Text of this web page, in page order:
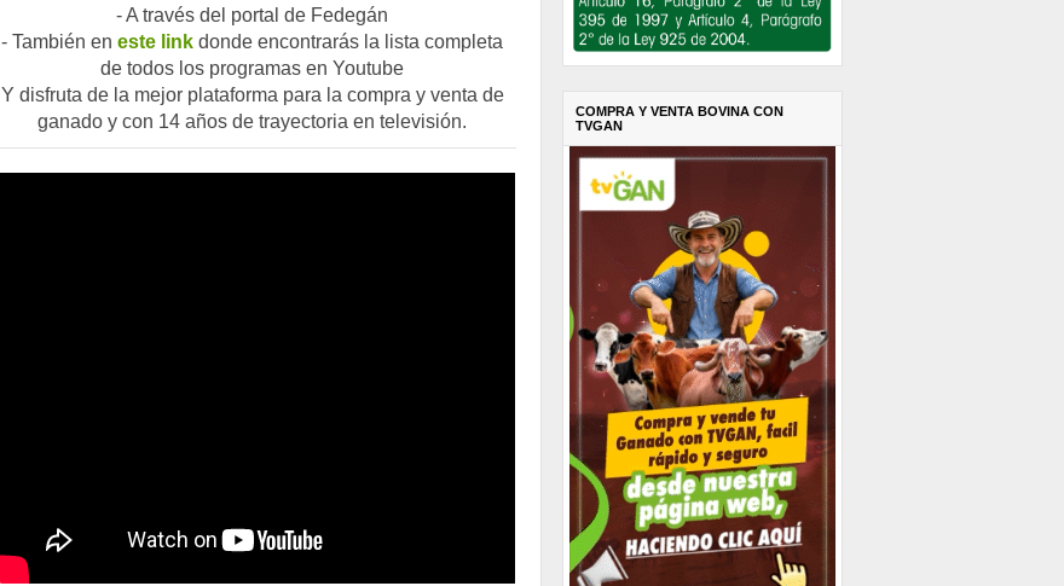
- A través del portal de Fedegán
- También eneste link donde encontrarás la lista completa
de todos los programas en Youtube
Y disfruta de la mejor plataforma para la compra y venta de
ganado y con 14 años de trayectoria en televisión.
COMPRA Y VENTA BOVINA CON
TVGAN